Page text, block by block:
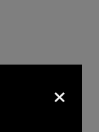
×